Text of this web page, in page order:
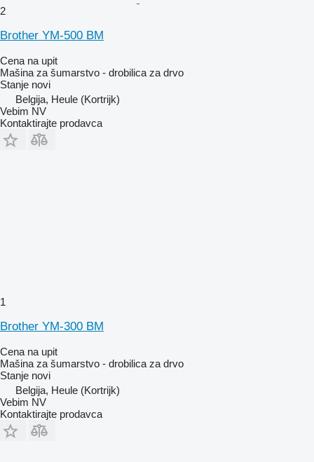
2
Brother YM-500 BM
Cena na upit
Mašina za šumarstvo - drobilica za drvo
Stanje novi
Belgija, Heule (Kortrijk)
Vebim NV
Kontaktirajte prodavca
1
Brother YM-300 BM
Cena na upit
Mašina za šumarstvo - drobilica za drvo
Stanje novi
Belgija, Heule (Kortrijk)
Vebim NV
Kontaktirajte prodavca